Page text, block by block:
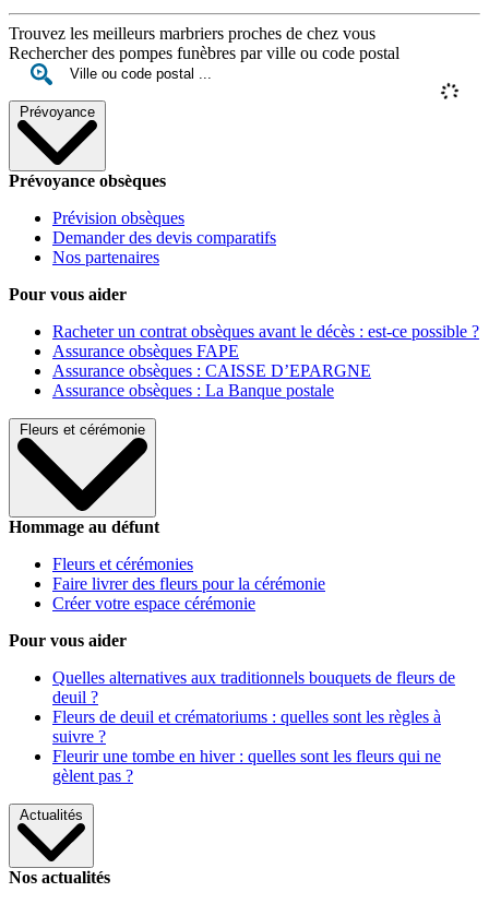
Trouvez les meilleurs marbriers proches de chez vous
Rechercher des pompes funèbres par ville ou code postal
Prévoyance
Prévoyance obsèques
Prévision obsèques
Demander des devis comparatifs
Nos partenaires
Pour vous aider
Racheter un contrat obsèques avant le décès : est-ce possible ?
Assurance obsèques FAPE
Assurance obsèques : CAISSE D’EPARGNE
Assurance obsèques : La Banque postale
Fleurs et cérémonie
Hommage au défunt
Fleurs et cérémonies
Faire livrer des fleurs pour la cérémonie
Créer votre espace cérémonie
Pour vous aider
Quelles alternatives aux traditionnels bouquets de fleurs de
deuil ?
Fleurs de deuil et crématoriums : quelles sont les règles à
suivre ?
Fleurir une tombe en hiver : quelles sont les fleurs qui ne
gèlent pas ?
Actualités
Nos actualités